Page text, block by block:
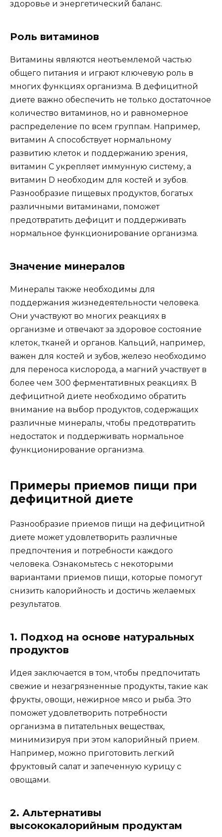
здоровье и энергетический баланс.
Роль витаминов
Витамины являются неотъемлемой частью
общего питания и играют ключевую роль в
многих функциях организма. В дефицитной
диете важно обеспечить не только достаточное
количество витаминов, но и равномерное
распределение по всем группам. Например,
витамин А способствует нормальному
развитию клеток и поддержанию зрения,
витамин С укрепляет иммунную систему, а
витамин D необходим для костей и зубов.
Разнообразие пищевых продуктов, богатых
различными витаминами, поможет
предотвратить дефицит и поддерживать
нормальное функционирование организма.
Значение минералов
Минералы также необходимы для
поддержания жизнедеятельности человека.
Они участвуют во многих реакциях в
организме и отвечают за здоровое состояние
клеток, тканей и органов. Кальций, например,
важен для костей и зубов, железо необходимо
для переноса кислорода, а магний участвует в
более чем 300 ферментативных реакциях. В
дефицитной диете необходимо обратить
внимание на выбор продуктов, содержащих
различные минералы, чтобы предотвратить
недостаток и поддерживать нормальное
функционирование организма.
Примеры приемов пищи при
дефицитной диете
Разнообразие приемов пищи на дефицитной
диете может удовлетворить различные
предпочтения и потребности каждого
человека. Ознакомьтесь с некоторыми
вариантами приемов пищи, которые помогут
снизить калорийность и достичь желаемых
результатов.
1. Подход на основе натуральных
продуктов
Идея заключается в том, чтобы предпочитать
свежие и незагрязненные продукты, такие как
фрукты, овощи, нежирное мясо и рыба. Это
поможет удовлетворить потребности
организма в питательных веществах,
минимизируя при этом калорийный прием.
Например, можно приготовить легкий
фруктовый салат и запеченную курицу с
овощами.
2. Альтернативы
высококалорийным продуктам